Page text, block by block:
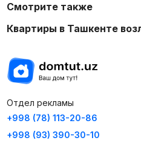
Смотрите также
Квартиры в Ташкенте
Отдел рекламы
+998 (78) 113-20-86
+998 (93) 390-30-10